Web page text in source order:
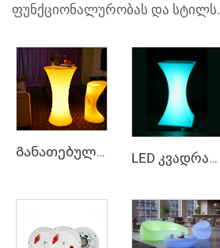
ფუნქციონალურობას და სტილს.
Განათებული თანამედროვე გარემოსდაცვითი წყალგამძლე გარე სადილის და ადგილის ავეჯი LED მაგიდით და ადგილებით დაბადების დღის და ღონისძიებისთვის LED კვადრატული კუთხის საფენი